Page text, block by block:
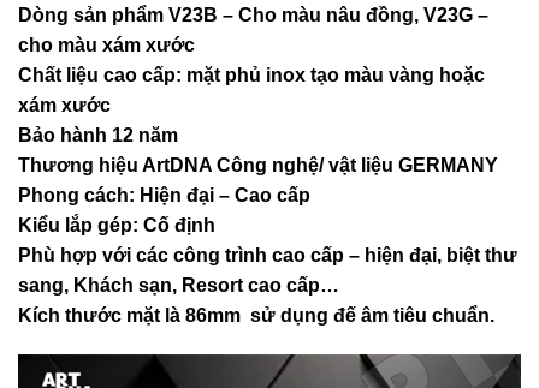
Dòng sản phẩm V23B – Cho màu nâu đồng, V23G –
cho màu xám xước
Chất liệu cao cấp: mặt phủ inox tạo màu vàng hoặc
xám xước
Bảo hành 12 năm
Thương hiệu ArtDNA Công nghệ/ vật liệu GERMANY
Phong cách: Hiện đại – Cao cấp
Kiểu lắp gép: Cố định
Phù hợp với các công trình cao cấp – hiện đại, biệt thư
sang, Khách sạn, Resort cao cấp…
Kích thước mặt là 86mm sử dụng đế âm tiêu chuẩn.